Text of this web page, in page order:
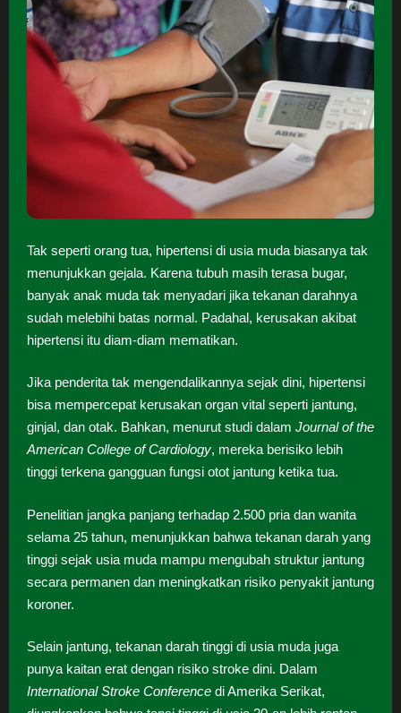
Tak seperti orang tua, hipertensi di usia muda biasanya tak
menunjukkan gejala. Karena tubuh masih terasa bugar,
banyak anak muda tak menyadari jika tekanan darahnya
sudah melebihi batas normal. Padahal, kerusakan akibat
hipertensi itu diam-diam mematikan.
Jika penderita tak mengendalikannya sejak dini, hipertensi
bisa mempercepat kerusakan organ vital seperti jantung,
ginjal, dan otak. Bahkan, menurut studi dalam Journal of the
American College of Cardiology, mereka berisiko lebih
tinggi terkena gangguan fungsi otot jantung ketika tua.
Penelitian jangka panjang terhadap 2.500 pria dan wanita
selama 25 tahun, menunjukkan bahwa tekanan darah yang
tinggi sejak usia muda mampu mengubah struktur jantung
secara permanen dan meningkatkan risiko penyakit jantung
koroner.
Selain jantung, tekanan darah tinggi di usia muda juga
punya kaitan erat dengan risiko stroke dini. Dalam
International Stroke Conference di Amerika Serikat,